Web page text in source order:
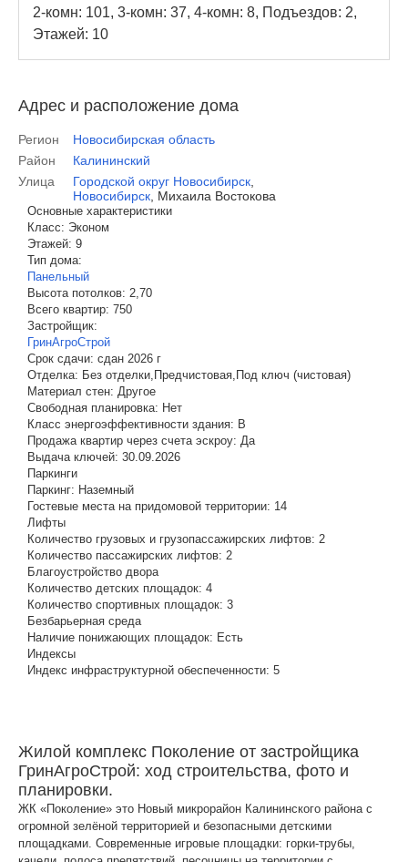
2-комн: 101, 3-комн: 37, 4-комн: 8, Подъездов: 2,
Этажей: 10
Адрес и расположение дома
Регион
Новосибирская область
Район
Калининский
Улица
Городской округ Новосибирск
Новосибирск Михаила Востокова
Основные характеристики
Класс: Эконом
Этажей: 9
Тип дома:
Панельный
Высота потолков: 2,70
Всего квартир: 750
Застройщик:
ГринАгроСтрой
Срок сдачи: сдан 2026 г
Отделка: Без отделки,Предчистовая,Под ключ (чистовая)
Материал стен: Другое
Свободная планировка: Нет
Класс энергоэффективности здания: B
Продажа квартир через счета эскроу: Да
Выдача ключей: 30.09.2026
Паркинги
Паркинг: Наземный
Гостевые места на придомовой территории: 14
Лифты
Количество грузовых и грузопассажирских лифтов: 2
Количество пассажирских лифтов: 2
Благоустройство двора
Количество детских площадок: 4
Количество спортивных площадок: 3
Безбарьерная среда
Наличие понижающих площадок: Есть
Индексы
Индекс инфраструктурной обеспеченности: 5
Жилой комплекс Поколение от застройщика
ГринАгроСтрой: ход строительства, фото и
планировки.
ЖК «Поколение» это Новый микрорайон Калининского района с
огромной зелёной территорией и безопасными детскими
площадками. Cовременные игровые площадки: горки-трубы,